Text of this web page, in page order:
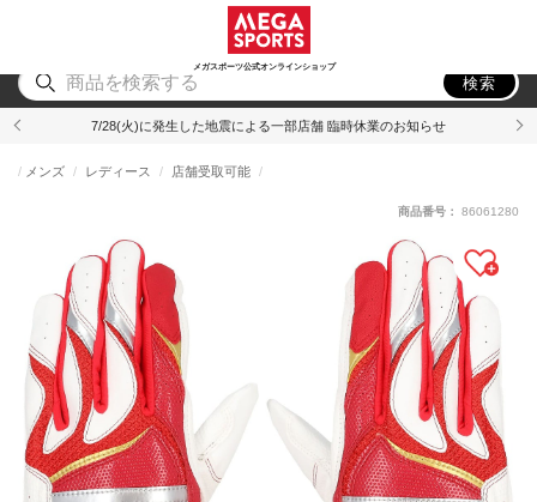
メガスポーツ公式オンラインショップ
アウトドア
検索
7/28(火)に発生した地震による一部店舗 臨時休業のお知らせ
メンズ レディース 店舗受取可能
商品番号： 86061280